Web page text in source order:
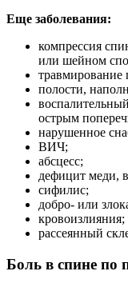
Еще заболевания:
компрессия
или шейном
травмирование
полости,
острым
нарушенное
ВИЧ;
абсцесс;
дефицит меди,
сифилис;
добро- или
кровоизлияния;
рассеянный
Боль в спине по